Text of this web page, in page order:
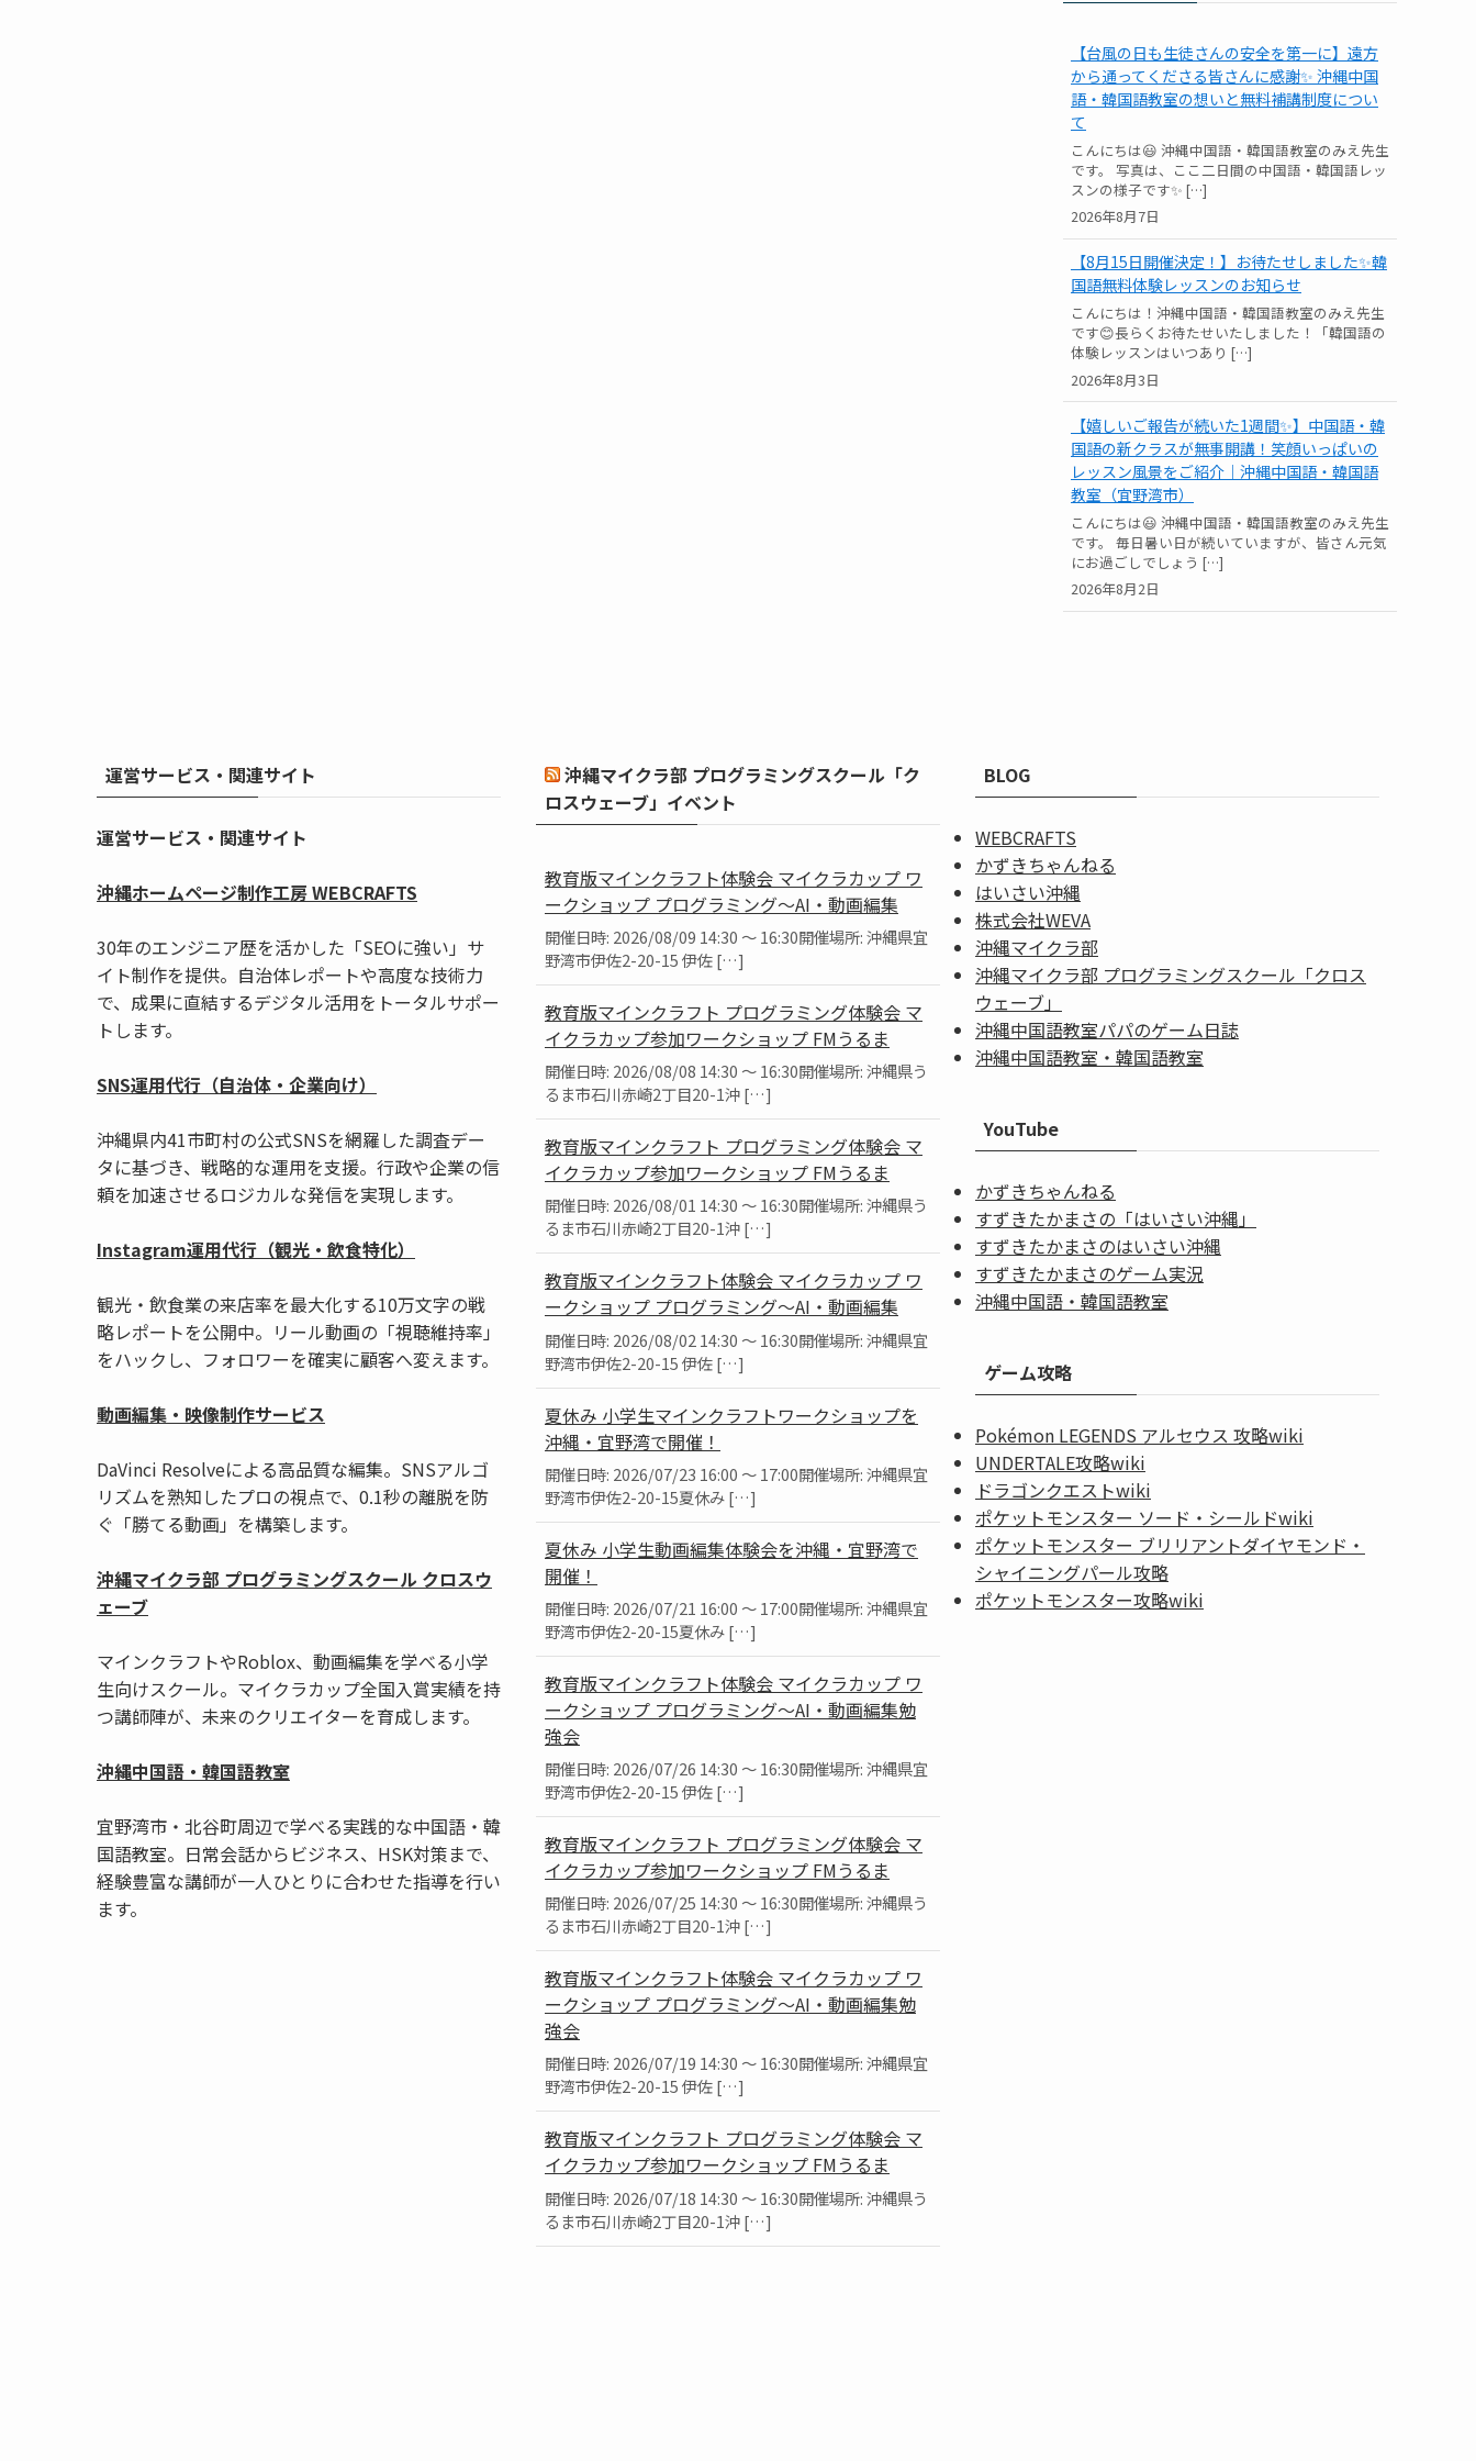
【台風の日も生徒さんの安全を第一に】遠方
から通ってくださる皆さんに感謝✨ 沖縄中国
語・韓国語教室の想いと無料補講制度につい
て
2026年8月7日
こんにちは😃 沖縄中国語・韓国語教室のみえ先生
です。 写真は、ここ二日間の中国語・韓国語レッ
スンの様子です✨ […]
【8月15日開催決定！】お待たせしました✨韓
国語無料体験レッスンのお知らせ
2026年8月3日
こんにちは！沖縄中国語・韓国語教室のみえ先生
です😊長らくお待たせいたしました！「韓国語の
体験レッスンはいつあり […]
【嬉しいご報告が続いた1週間✨】中国語・韓
国語の新クラスが無事開講！笑顔いっぱいの
レッスン風景をご紹介｜沖縄中国語・韓国語
教室（宜野湾市）
2026年8月2日
こんにちは😃 沖縄中国語・韓国語教室のみえ先生
です。 毎日暑い日が続いていますが、皆さん元気
にお過ごしでしょう […]
運営サービス・関連サイト
運営サービス・関連サイト
沖縄ホームページ制作工房 WEBCRAFTS
30年のエンジニア歴を活かした「SEOに強い」サ
イト制作を提供。自治体レポートや高度な技術力
で、成果に直結するデジタル活用をトータルサポー
トします。
SNS運用代行（自治体・企業向け）
沖縄県内41市町村の公式SNSを網羅した調査デー
タに基づき、戦略的な運用を支援。行政や企業の信
頼を加速させるロジカルな発信を実現します。
Instagram運用代行（観光・飲食特化）
観光・飲食業の来店率を最大化する10万文字の戦
略レポートを公開中。リール動画の「視聴維持率」
をハックし、フォロワーを確実に顧客へ変えます。
動画編集・映像制作サービス
DaVinci Resolveによる高品質な編集。SNSアルゴ
リズムを熟知したプロの視点で、0.1秒の離脱を防
ぐ「勝てる動画」を構築します。
沖縄マイクラ部 プログラミングスクール クロスウ
ェーブ
マインクラフトやRoblox、動画編集を学べる小学
生向けスクール。マイクラカップ全国入賞実績を持
つ講師陣が、未来のクリエイターを育成します。
沖縄中国語・韓国語教室
宜野湾市・北谷町周辺で学べる実践的な中国語・韓
国語教室。日常会話からビジネス、HSK対策まで、
経験豊富な講師が一人ひとりに合わせた指導を行い
ます。
沖縄マイクラ部 プログラミングスクール「ク
ロスウェーブ」イベント
教育版マインクラフト体験会 マイクラカップ ワ
ークショップ プログラミング～AI・動画編集
開催日時: 2026/08/09 14:30 ～ 16:30開催場所: 沖縄県宜
野湾市伊佐2-20-15 伊佐 […]
教育版マインクラフト プログラミング体験会 マ
イクラカップ参加ワークショップ FMうるま
開催日時: 2026/08/08 14:30 ～ 16:30開催場所: 沖縄県う
るま市石川赤崎2丁目20-1沖 […]
教育版マインクラフト プログラミング体験会 マ
イクラカップ参加ワークショップ FMうるま
開催日時: 2026/08/01 14:30 ～ 16:30開催場所: 沖縄県う
るま市石川赤崎2丁目20-1沖 […]
教育版マインクラフト体験会 マイクラカップ ワ
ークショップ プログラミング～AI・動画編集
開催日時: 2026/08/02 14:30 ～ 16:30開催場所: 沖縄県宜
野湾市伊佐2-20-15 伊佐 […]
夏休み 小学生マインクラフトワークショップを
沖縄・宜野湾で開催！
開催日時: 2026/07/23 16:00 ～ 17:00開催場所: 沖縄県宜
野湾市伊佐2-20-15夏休み […]
夏休み 小学生動画編集体験会を沖縄・宜野湾で
開催！
開催日時: 2026/07/21 16:00 ～ 17:00開催場所: 沖縄県宜
野湾市伊佐2-20-15夏休み […]
教育版マインクラフト体験会 マイクラカップ ワ
ークショップ プログラミング～AI・動画編集勉
強会
開催日時: 2026/07/26 14:30 ～ 16:30開催場所: 沖縄県宜
野湾市伊佐2-20-15 伊佐 […]
教育版マインクラフト プログラミング体験会 マ
イクラカップ参加ワークショップ FMうるま
開催日時: 2026/07/25 14:30 ～ 16:30開催場所: 沖縄県う
るま市石川赤崎2丁目20-1沖 […]
教育版マインクラフト体験会 マイクラカップ ワ
ークショップ プログラミング～AI・動画編集勉
強会
開催日時: 2026/07/19 14:30 ～ 16:30開催場所: 沖縄県宜
野湾市伊佐2-20-15 伊佐 […]
教育版マインクラフト プログラミング体験会 マ
イクラカップ参加ワークショップ FMうるま
開催日時: 2026/07/18 14:30 ～ 16:30開催場所: 沖縄県う
るま市石川赤崎2丁目20-1沖 […]
BLOG
WEBCRAFTS
かずきちゃんねる
はいさい沖縄
株式会社WEVA
沖縄マイクラ部
沖縄マイクラ部 プログラミングスクール「クロス
ウェーブ」
沖縄中国語教室パパのゲーム日誌
沖縄中国語教室・韓国語教室
YouTube
かずきちゃんねる
すずきたかまさの「はいさい沖縄」
すずきたかまさのはいさい沖縄
すずきたかまさのゲーム実況
沖縄中国語・韓国語教室
ゲーム攻略
Pokémon LEGENDS アルセウス 攻略wiki
UNDERTALE攻略wiki
ドラゴンクエストwiki
ポケットモンスター ソード・シールドwiki
ポケットモンスター ブリリアントダイヤモンド・
シャイニングパール攻略
ポケットモンスター攻略wiki